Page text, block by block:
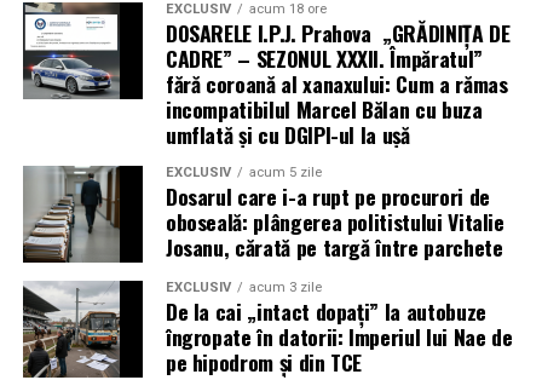
EXCLUSIV acum 18 ore
DOSARELE I.P.J. Prahova „GRĂDINIȚA DE
CADRE” – SEZONUL XXXII. Împăratul”
fără coroană al xanaxului: Cum a rămas
incompatibilul Marcel Bălan cu buza
umflată și cu DGIPI-ul la ușă
EXCLUSIV acum 5 zile
Dosarul care i-a rupt pe procurori de
oboseală: plângerea politistului Vitalie
Josanu, cărată pe targă între parchete
EXCLUSIV acum 3 zile
De la cai „intact dopați” la autobuze
îngropate în datorii: Imperiul lui Nae de
pe hipodrom și din TCE